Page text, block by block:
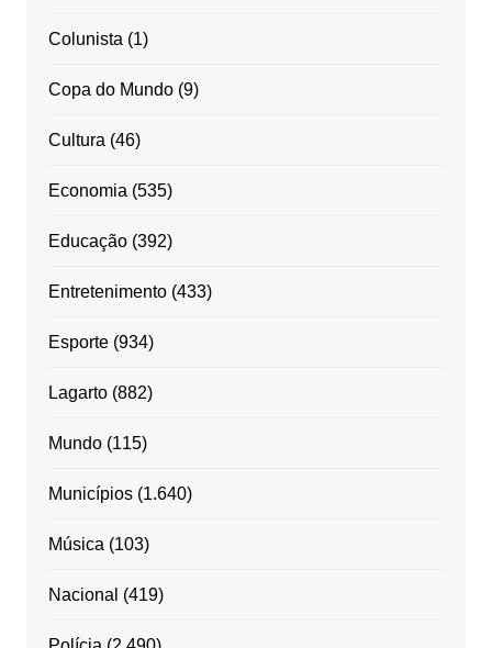
Colunista (1)
Copa do Mundo(9)
Cultura (46)
Economia (535)
Educação(392)
Entretenimento(433)
Esporte(934)
Lagarto(882)
Mundo(115)
Municípios(1.640)
Música (103)
Nacional (419)